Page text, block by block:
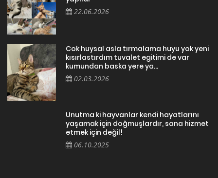
22.06.2026
Cok huysal asla tırmalama huyu yok yeni
kısırlastırdım tuvalet egitimi de var
kumundan baska yere ya...
02.03.2026
Unutma ki hayvanlar kendi hayatlarını
yaşamak için doğmuşlardır, sana hizmet
etmek için değil!
06.10.2025